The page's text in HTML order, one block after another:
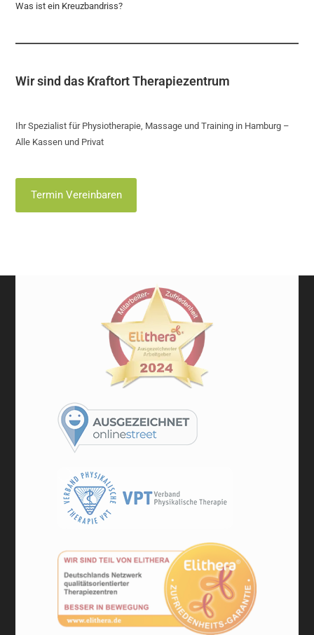
Was ist ein Kreuzbandriss?
Wir sind das Kraftort Therapiezentrum
Ihr Spezialist für Physiotherapie, Massage und Training in Hamburg –
Alle Kassen und Privat
Termin Vereinbaren